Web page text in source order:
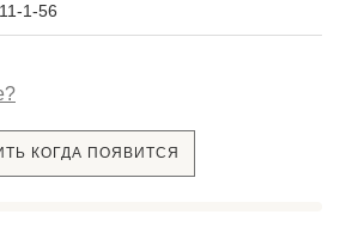
1-56
КОГДА ПОЯВИТСЯ